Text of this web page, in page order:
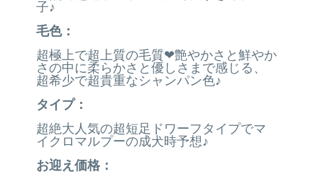
子♪
毛色：
超極上で超上質の毛質❤艶やかさと鮮やか
さの中に柔らかさと優しさまで感じる、
超希少で超貴重なシャンパン色♪
タイプ：
超絶大人気の超短足ドワーフタイプでマ
イクロマルプーの成犬時予想♪
お迎え価格：